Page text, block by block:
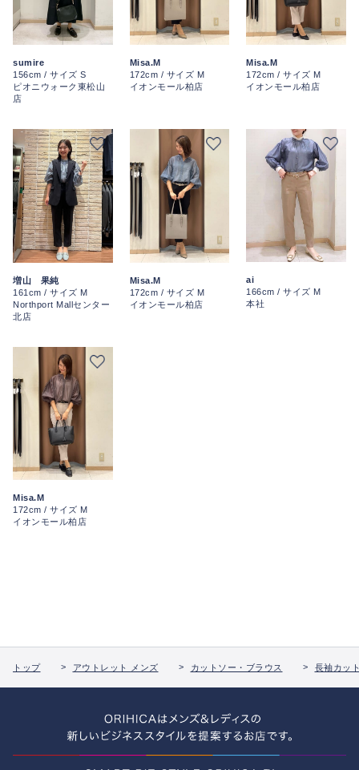
sumire
156cm / サイズ S
ピオニウォーク東松山
店
Misa.M
172cm / サイズ M
イオンモール柏店
Misa.M
172cm / サイズ M
イオンモール柏店
増山 果純
161cm / サイズ M
Northport Mallセンター
北店
Misa.M
172cm / サイズ M
イオンモール柏店
ai
166cm / サイズ M
本社
Misa.M
172cm / サイズ M
イオンモール柏店
トップ アウトレット メンズ カットソー・ブラウス 長袖カッ